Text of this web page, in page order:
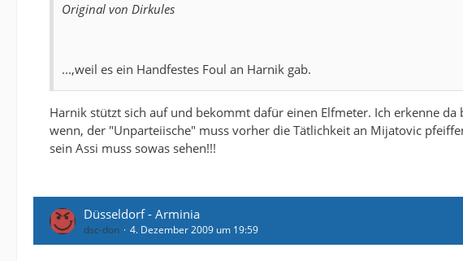
Original von Dirkules
...,weil es ein Handfestes Foul an Harnik gab.
Harnik stützt sich auf und bekommt dafür einen Elfmeter. Ich erkenne
wenn, der "Unparteiische" muss vorher die Tätlichkeit an Mijatovic
sein Assi muss sowas sehen!!!
Düsseldorf - Arminia
dsc-don 4. Dezember 2009 um 19:59